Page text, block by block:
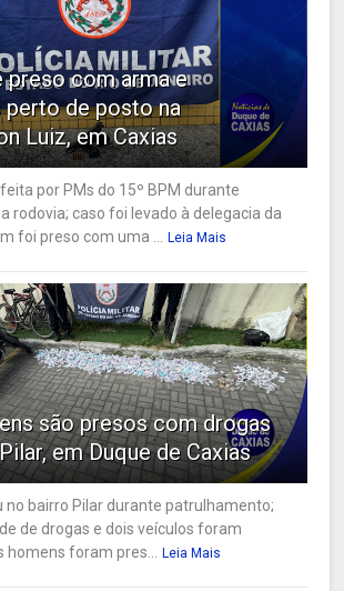
preso com arma e
perto de posto na
Luiz, em Caxias
por PMs do 15º BPM durante
rodovia; caso foi levado à delegacia da
foi preso com uma ...
Leia Mais
são presos com drogas
em Duque de Caxias
no bairro Pilar durante patrulhamento;
de drogas e dois veículos foram
homens foram pres...
Leia Mais